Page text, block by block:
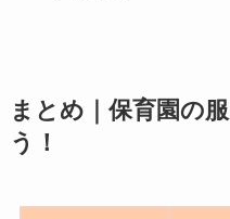
まとめ｜保育園の
う！